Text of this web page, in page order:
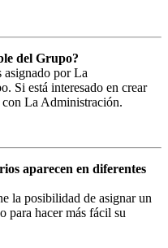
del Grupo?
asignado por La
Si está interesado en crear
con La Administración.
aparecen en diferentes
la posibilidad de asignar un
para hacer más fácil su